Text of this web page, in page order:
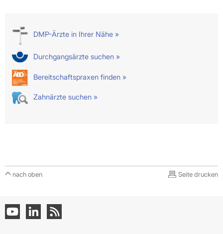
DMP-Ärzte in Ihrer Nähe »
Durchgangsärzte suchen »
Bereitschaftspraxen finden »
Zahnärzte suchen »
nach oben Seite drucken